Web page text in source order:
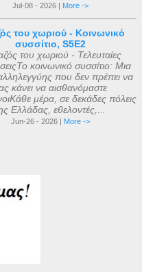
Jul-08 - 2026 | More ->
του χωριού - Κοινωνικό
συσσίτιο, S5E2
του χωριού - Τελευταίες
κοινωνικό συσσίτιο: Μια
που δεν πρέπει να
κάνει να αισθανόμαστε
μέρα, σε δεκάδες πόλεις
Ελλάδας, εθελοντές,...
Jun-26 - 2026 | More ->